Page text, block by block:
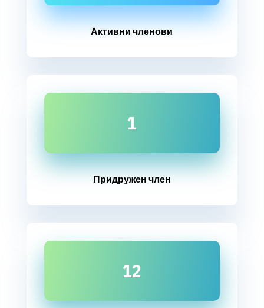
Активни членови
1
Придружен член
12